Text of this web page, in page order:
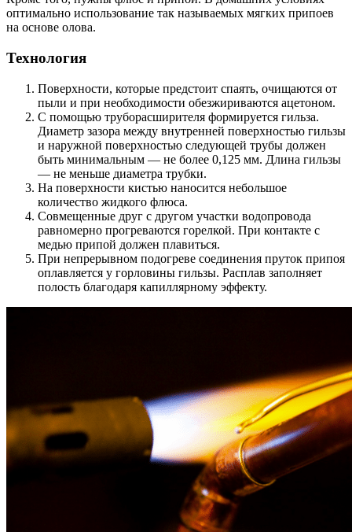
оптимально использование так называемых мягких припоев
на основе олова.
Технология
Поверхности, которые предстоит спаять, очищаются от
пыли и при необходимости обезжириваются ацетоном.
С помощью труборасширителя формируется гильза.
Диаметр зазора между внутренней поверхностью гильзы
и наружной поверхностью следующей трубы должен
быть минимальным — не более 0,125 мм. Длина гильзы
— не меньше диаметра трубки.
На поверхности кистью наносится небольшое
количество жидкого флюса.
Совмещенные друг с другом участки водопровода
равномерно прогреваются горелкой. При контакте с
медью припой должен плавиться.
При непрерывном подогреве соединения пруток припоя
оплавляется у горловины гильзы. Расплав заполняет
полость благодаря капиллярному эффекту.